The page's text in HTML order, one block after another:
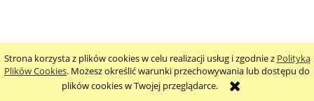
Strona korzysta z plików cookies w celu realizacji usług i zgodnie z Polityką
Plików Cookies. Możesz określić warunki przechowywania lub dostępu do
plików cookies w Twojej przeglądarce.